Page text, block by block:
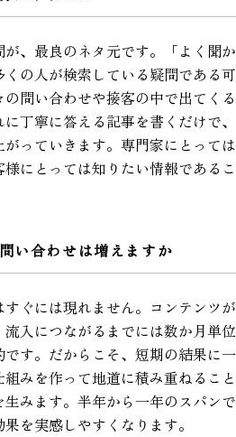
、最良のネタ元です。「よく聞か
の人が検索している疑問である可
問い合わせや接客の中で出てくる
丁寧に答える記事を書くだけで、
っていきます。専門家にとっては
にとっては知りたい情報であるこ
い合わせは増えますか
ぐには現れません。コンテンツが
入につながるまでには数か月単位
す。だからこそ、短期の結果に一
みを作って地道に積み重ねること
みます。半年から一年のスパンで
を実感しやすくなります。